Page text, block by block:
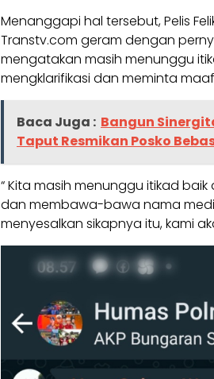
Menanggapi hal tersebut, Pelis
Transtv.com geram dengan
mengatakan masih menunggu
mengklarifikasi dan meminta
Baca Juga : Bangun
Taput Resmikan Posko
“ Kita masih menunggu itikad
dan membawa-bawa nama
menyesalkan sikapnya itu, kami